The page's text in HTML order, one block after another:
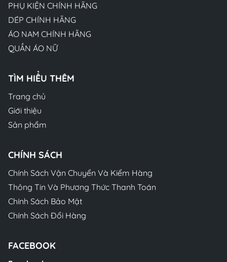
PHỤ KIỆN CHÍNH HÃNG
DÉP CHÍNH HÃNG
ÁO NAM CHÍNH HÃNG
QUẦN ÁO NỮ
TÌM HIỂU THÊM
Trang chủ
Giới thiệu
Sản phẩm
CHÍNH SÁCH
Chính Sách Vận Chuyển Và Kiểm Hàng
Thông Tin Và Phương Thức Thanh Toán
Chính Sách Bảo Mật
Chính Sách Đổi Hàng
FACEBOOK